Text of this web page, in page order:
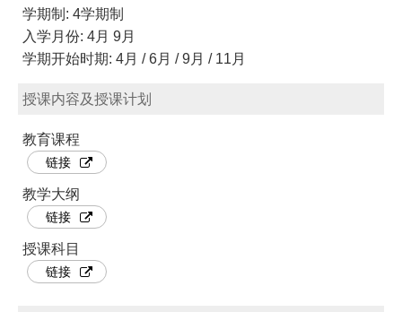
学期制: 4学期制
入学月份: 4月 9月
学期开始时期: 4月 / 6月 / 9月 / 11月
授课内容及授课计划
教育课程
链接
教学大纲
链接
授课科目
链接